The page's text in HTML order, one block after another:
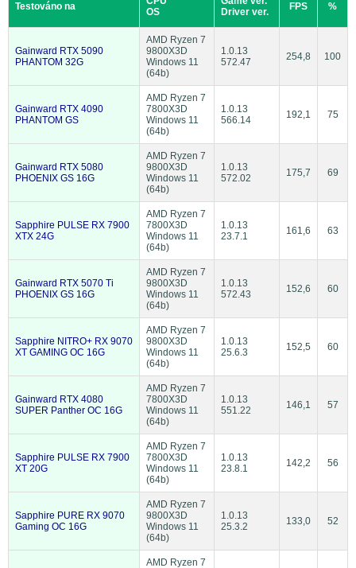
Testováno na
OS
Driver ver.
FPS %
Gainward RTX 5090
PHANTOM 32G
AMD Ryzen 7
9800X3D
Windows 11
(64b)
1.0.13
572.47
254,8 100
Gainward RTX 4090
PHANTOM GS
AMD Ryzen 7
7800X3D
Windows 11
(64b)
1.0.13
566.14
192,1 75
Gainward RTX 5080
PHOENIX GS 16G
AMD Ryzen 7
9800X3D
Windows 11
(64b)
1.0.13
572.02
175,7 69
Sapphire PULSE RX 7900
XTX 24G
AMD Ryzen 7
7800X3D
Windows 11
(64b)
1.0.13
23.7.1
161,6 63
Gainward RTX 5070 Ti
PHOENIX GS 16G
AMD Ryzen 7
9800X3D
Windows 11
(64b)
1.0.13
572.43
152,6 60
Sapphire NITRO+ RX 9070
XT GAMING OC 16G
AMD Ryzen 7
9800X3D
Windows 11
(64b)
1.0.13
25.6.3
152,5 60
Gainward RTX 4080
SUPER Panther OC 16G
AMD Ryzen 7
7800X3D
Windows 11
(64b)
1.0.13
551.22
146,1 57
Sapphire PULSE RX 7900
XT 20G
AMD Ryzen 7
7800X3D
Windows 11
(64b)
1.0.13
23.8.1
142,2 56
Sapphire PURE RX 9070
Gaming OC 16G
AMD Ryzen 7
9800X3D
Windows 11
(64b)
1.0.13
25.3.2
133,0 52
AMD Ryzen 7